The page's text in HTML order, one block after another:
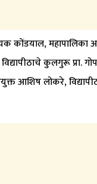
कोंडयाल,
कुलगुरू प्रा.
आशिष लोकरे,